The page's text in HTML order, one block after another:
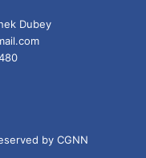
Dubey
by CGNN